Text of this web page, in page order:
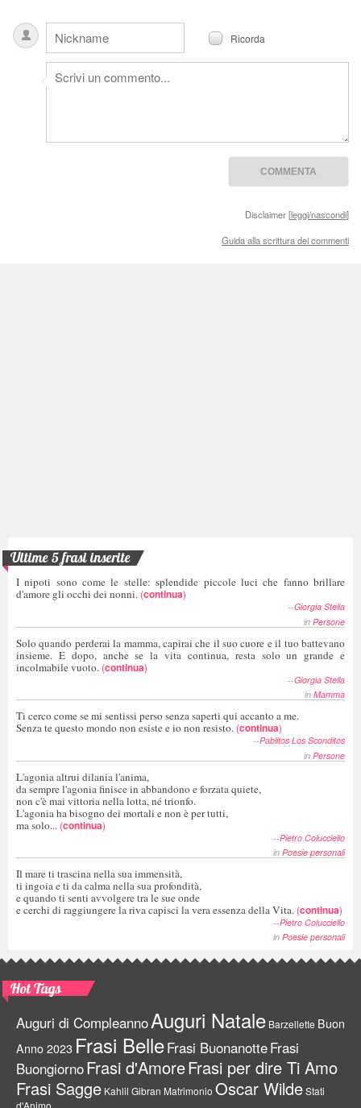
Ricorda
Disclaimer [leggi/nascondi]
Guida alla scrittura dei commenti
Ultime 5 frasi inserite
I nipoti sono come le stelle: splendide piccole luci che fanno brillare
d'amore gli occhi dei nonni. (continua)
--Giorgia Stella
in Persone
Solo quando perderai la mamma, capirai che il suo cuore e il tuo battevano
insieme. E dopo, anche se la vita continua, resta solo un grande e
incolmabile vuoto. (continua)
--Giorgia Stella
in Mamma
Ti cerco come se mi sentissi perso senza saperti qui accanto a me.
Senza te questo mondo non esiste e io non resisto. (continua)
--Pablitos Los Sconditos
in Persone
L'agonia altrui dilania l'anima,
da sempre l'agonia finisce in abbandono e forzata quiete,
non c'è mai vittoria nella lotta, né trionfo.
L'agonia ha bisogno dei mortali e non è per tutti,
ma solo... (continua)
--Pietro Colucciello
in Poesie personali
Il mare ti trascina nella sua immensità,
ti ingoia e ti da calma nella sua profondità,
e quando ti senti avvolgere tra le sue onde
e cerchi di raggiungere la riva capisci la vera essenza della Vita. (continua)
--Pietro Colucciello
in Poesie personali
Hot Tags
Auguri di CompleannoAuguri Natale Barzellette Buon
Anno 2023 Frasi BelleFrasi BuonanotteFrasi
BuongiornoFrasi d'AmoreFrasi per dire Ti Amo
Frasi Sagge Kahlil Gibran Matrimonio Oscar WildeStati